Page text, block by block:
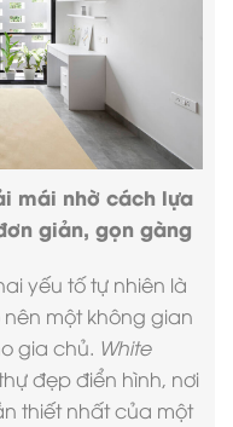
mái nhờ cách lựa
giản, gọn gàng
yếu tố tự nhiên là
một không gian
gia chủ. White
đẹpđiển hình, nơi
thiết nhất của một